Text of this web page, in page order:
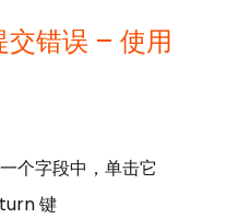
交错误 – 使用
个字段中，单击它
键